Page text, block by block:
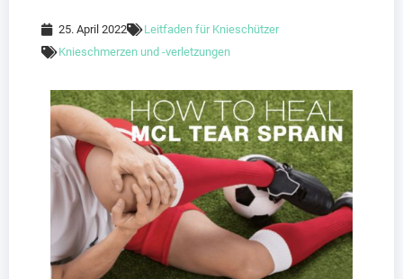
25. April 2022
Leitfaden für Knieschützer
Knieschmerzen und -verletzungen